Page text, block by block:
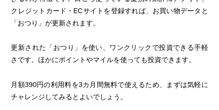
クレジットカード・ECサイトを登録すれば、お買い物データと
「おつり」が更新されます。
更新された「おつり」を使い、ワンクリックで投資できる手軽
さです。ほかにポイントやマイルを使っても投資できます。
月額390円の利用料を3カ月間無料で使えるため、まずは気軽に
チャレンジしてみるとよいでしょう。